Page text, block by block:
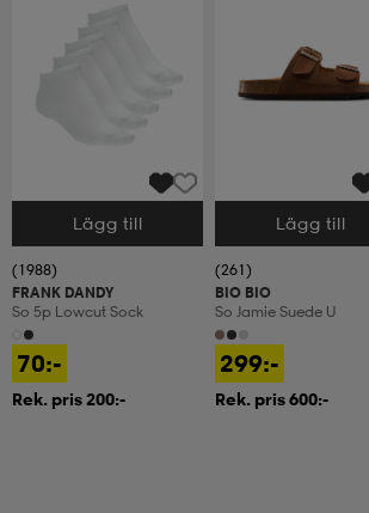
Välj storlek
Lägg till
(1988)
FRANK DANDY
So 5p Lowcut Sock
70:-
Rek. pris 200:-
Välj storlek
Lägg till
(261)
BIO BIO
So Jamie Suede U
299:-
Rek. pris 600:-